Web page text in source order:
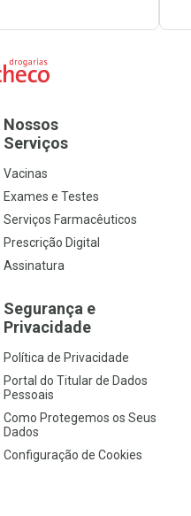
Nossos
Serviços
Vacinas
Exames e Testes
Serviços Farmacêuticos
Prescrição Digital
Assinatura
Segurança e
Privacidade
Política de Privacidade
Portal do Titular de Dados
Pessoais
Como Protegemos os Seus
Dados
Configuração de Cookies